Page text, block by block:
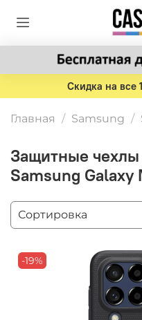
Скидка на все
Главная Samsung
Защитные
Samsung Galaxy
-19%